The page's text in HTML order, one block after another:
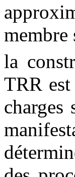
membre
la
TRR